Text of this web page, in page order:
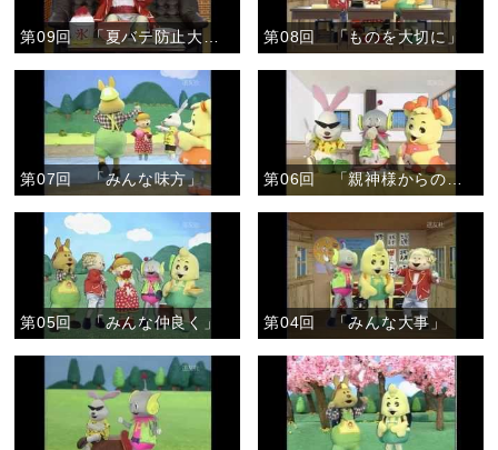
第08回 「ものを大切に」
第07回 「みんな味方」 第06回 「親神様からのおあたえ」
第05回 「みんな仲良く」 第04回 「みんな大事」